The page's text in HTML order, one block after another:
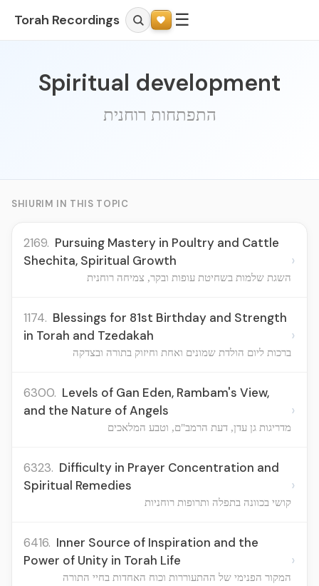
Torah Recordings ☰
Spiritual development
התפתחות רוחנית
SHIURIM IN THIS TOPIC
2169. Pursuing Mastery in Poultry and Cattle
Shechita, Spiritual Growth
השגת שלמות בשחיטת עופות ובקר, צמיחה רוחנית
›
1174. Blessings for 81st Birthday and Strength
in Torah and Tzedakah
ברכות ליום הולדת שמונים ואחת וחיזוק בתורה ובצדקה
›
6300. Levels of Gan Eden, Rambam's View,
and the Nature of Angels
מדריגות גן עדן, דעת הרמב"ם, וטבע המלאכים
›
6323. Difficulty in Prayer Concentration and
Spiritual Remedies
קושי בכוונה בתפלה ותרופות רוחניות
›
6416. Inner Source of Inspiration and the
Power of Unity in Torah Life
המקור הפנימי של ההתעוררות וכוח האחדות בחיי התורה
›